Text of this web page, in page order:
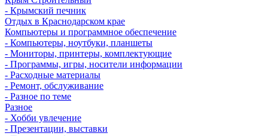
- Крымский печник
Отдых в Краснодарском крае
Компьютеры и программное обеспечение
- Компьютеры, ноутбуки, планшеты
- Мониторы, принтеры, комплектующие
- Программы, игры, носители информации
- Расходные материалы
- Ремонт, обслуживание
- Разное по теме
Разное
- Хобби увлечение
- Презентации, выставки